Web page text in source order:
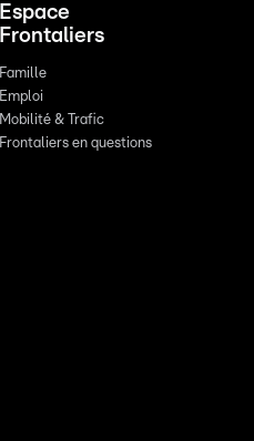
Espace
Frontaliers
Famille
Emploi
Mobilité & Trafic
Frontaliers en questions